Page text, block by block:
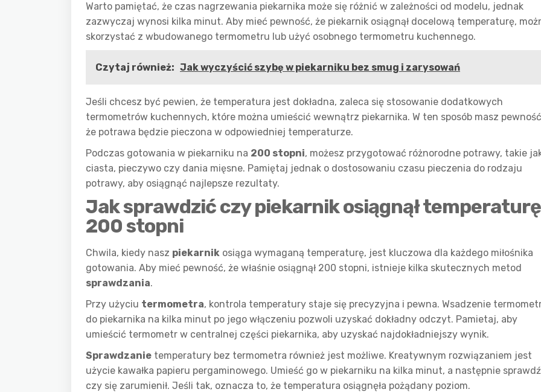
Warto pamiętać, że czas nagrzewania piekarnika może się różnić w zależności od modelu, jednak
zazwyczaj wynosi kilka minut. Aby mieć pewność, że piekarnik osiągnął docelową temperaturę,
skorzystać z wbudowanego termometru lub użyć osobnego termometru kuchennego.
Czytaj również: Jak wyczyścić szybę w piekarniku bez smug i zarysowań
Jeśli chcesz być pewien, że temperatura jest dokładna, zaleca się stosowanie dodatkowych
termometrów kuchennych, które można umieścić wewnątrz piekarnika. W ten sposób masz
że potrawa będzie pieczona w odpowiedniej temperaturze.
Podczas gotowania w piekarniku na 200 stopni, możesz przygotować różnorodne potrawy, takie
ciasta, pieczywo czy dania mięsne. Pamiętaj jednak o dostosowaniu czasu pieczenia do rodzaju
potrawy, aby osiągnąć najlepsze rezultaty.
Jak sprawdzić czy piekarnik osiągnął temperaturę
200 stopni
Chwila, kiedy nasz piekarnik osiąga wymaganą temperaturę, jest kluczowa dla każdego miłośnika
gotowania. Aby mieć pewność, że właśnie osiągnął 200 stopni, istnieje kilka skutecznych metod
sprawdzania.
Przy użyciu termometra, kontrola temperatury staje się precyzyjna i pewna. Wsadzenie
do piekarnika na kilka minut po jego włączeniu pozwoli uzyskać dokładny odczyt. Pamietaj, aby
umieścić termometr w centralnej części piekarnika, aby uzyskać najdokładniejszy wynik.
Sprawdzanie temperatury bez termometra również jest możliwe. Kreatywnym rozwiązaniem jest
użycie kawałka papieru pergaminowego. Umieść go w piekarniku na kilka minut, a następnie
czy się zarumienił. Jeśli tak, oznacza to, że temperatura osiągnęła pożądany poziom.